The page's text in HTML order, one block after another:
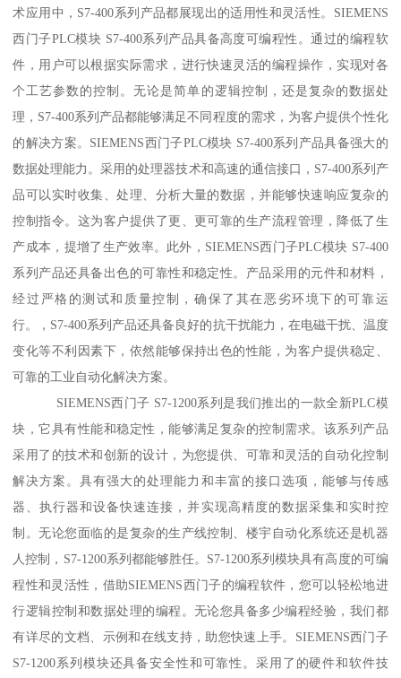
术应用中，S7-400系列产品都展现出的适用性和灵活性。SIEMENS
西门子PLC模块 S7-400系列产品具备高度可编程性。通过的编程软
件，用户可以根据实际需求，进行快速灵活的编程操作，实现对各
个工艺参数的控制。无论是简单的逻辑控制，还是复杂的数据处
理，S7-400系列产品都能够满足不同程度的需求，为客户提供个性化
的解决方案。SIEMENS西门子PLC模块 S7-400系列产品具备强大的
数据处理能力。采用的处理器技术和高速的通信接口，S7-400系列产
品可以实时收集、处理、分析大量的数据，并能够快速响应复杂的
控制指令。这为客户提供了更、更可靠的生产流程管理，降低了生
产成本，提增了生产效率。此外，SIEMENS西门子PLC模块 S7-400
系列产品还具备出色的可靠性和稳定性。产品采用的元件和材料，
经过严格的测试和质量控制，确保了其在恶劣环境下的可靠运
行。，S7-400系列产品还具备良好的抗干扰能力，在电磁干扰、温度
变化等不利因素下，依然能够保持出色的性能，为客户提供稳定、
可靠的工业自动化解决方案。
SIEMENS西门子 S7-1200系列是我们推出的一款全新PLC模
块，它具有性能和稳定性，能够满足复杂的控制需求。该系列产品
采用了的技术和创新的设计，为您提供、可靠和灵活的自动化控制
解决方案。具有强大的处理能力和丰富的接口选项，能够与传感
器、执行器和设备快速连接，并实现高精度的数据采集和实时控
制。无论您面临的是复杂的生产线控制、楼宇自动化系统还是机器
人控制，S7-1200系列都能够胜任。S7-1200系列模块具有高度的可编
程性和灵活性，借助SIEMENS西门子的编程软件，您可以轻松地进
行逻辑控制和数据处理的编程。无论您具备多少编程经验，我们都
有详尽的文档、示例和在线支持，助您快速上手。SIEMENS西门子
S7-1200系列模块还具备安全性和可靠性。采用了的硬件和软件技